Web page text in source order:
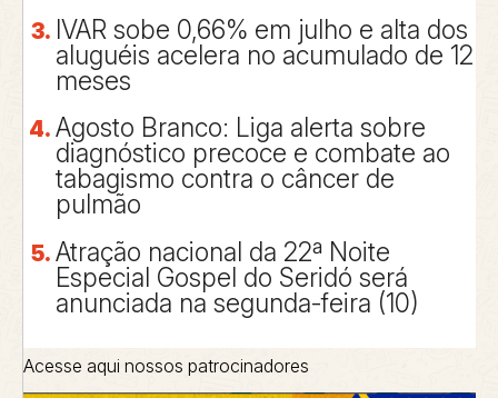
IVAR sobe 0,66% em julho e alta dos
aluguéis acelera no acumulado de 12
meses
Agosto Branco: Liga alerta sobre
diagnóstico precoce e combate ao
tabagismo contra o câncer de
pulmão
Atração nacional da 22ª Noite
Especial Gospel do Seridó será
anunciada na segunda-feira (10)
Acesse aqui nossos patrocinadores